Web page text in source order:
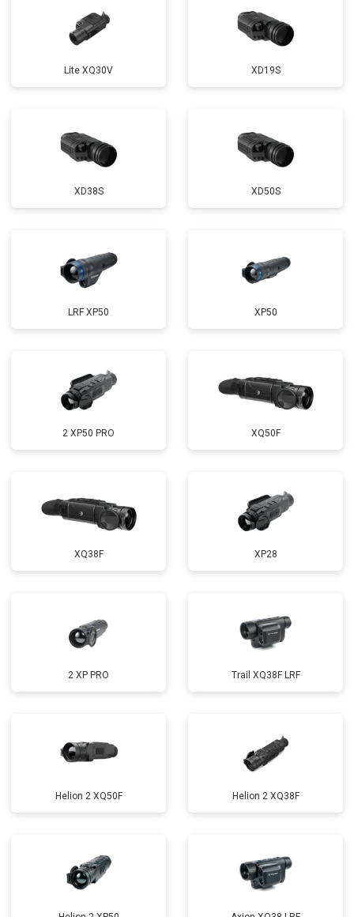
Lite XQ30V XD19S
XD38S XD50S
LRF XP50 XP50
2 XP50 PRO XQ50F
XQ38F XP28
2 XP PRO Trail XQ38F LRF
Helion 2 XQ50F Helion 2 XQ38F